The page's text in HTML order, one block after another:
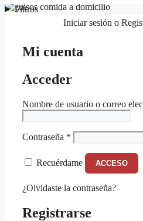
Iniciar sesión o
Filtros
Mi cuenta
Acceder
Nombre de usuario o correo
Contraseña * Obligatorio
Recuérdame ACCESO
¿Olvidaste la contraseña?
Registrarse